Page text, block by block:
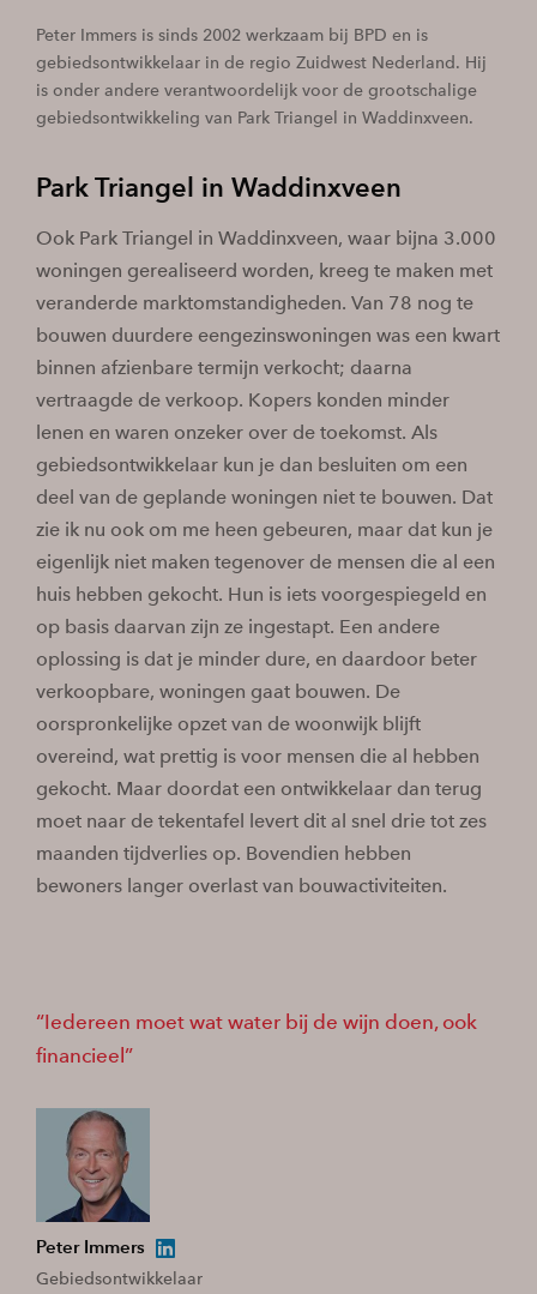
Peter Immers is sinds 2002 werkzaam bij BPD en is
gebiedsontwikkelaar in de regio Zuidwest Nederland. Hij
is onder andere verantwoordelijk voor de grootschalige
gebiedsontwikkeling van Park Triangel in Waddinxveen.
Park Triangel in Waddinxveen
Ook Park Triangel in Waddinxveen, waar bijna 3.000
woningen gerealiseerd worden, kreeg te maken met
veranderde marktomstandigheden. Van 78 nog te
bouwen duurdere eengezinswoningen was een kwart
binnen afzienbare termijn verkocht; daarna
vertraagde de verkoop. Kopers konden minder
lenen en waren onzeker over de toekomst. Als
gebiedsontwikkelaar kun je dan besluiten om een
deel van de geplande woningen niet te bouwen. Dat
zie ik nu ook om me heen gebeuren, maar dat kun je
eigenlijk niet maken tegenover de mensen die al een
huis hebben gekocht. Hun is iets voorgespiegeld en
op basis daarvan zijn ze ingestapt. Een andere
oplossing is dat je minder dure, en daardoor beter
verkoopbare, woningen gaat bouwen. De
oorspronkelijke opzet van de woonwijk blijft
overeind, wat prettig is voor mensen die al hebben
gekocht. Maar doordat een ontwikkelaar dan terug
moet naar de tekentafel levert dit al snel drie tot zes
maanden tijdverlies op. Bovendien hebben
bewoners langer overlast van bouwactiviteiten.
Iedereen moet wat water bij de wijn doen, ook
financieel
Peter Immers
Gebiedsontwikkelaar